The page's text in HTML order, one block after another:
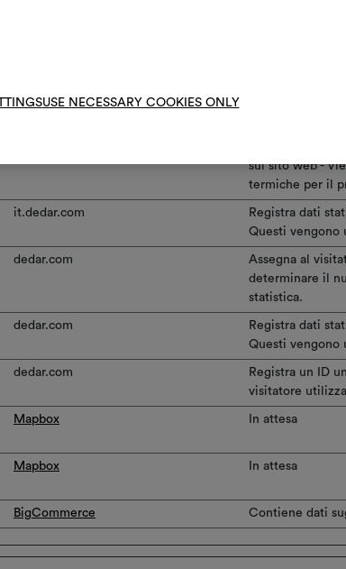
USE NECESSARY COOKIES ONLY
Contiene dati
sul sito web -
termiche per il
it.dedar.com
Registra dati
Questi vengono
dedar.com
Assegna al
determinare il
statistica.
dedar.com
Registra dati
Questi vengono
dedar.com
Registra un ID
visitatore
Mapbox In attesa
Mapbox In attesa
BigCommerce Contiene dati